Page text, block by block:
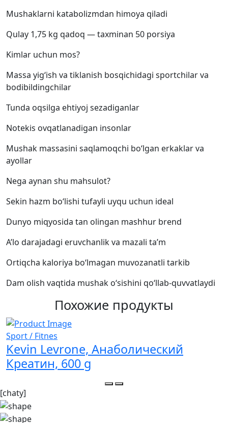
Mushaklarni katabolizmdan himoya qiladi
Qulay 1,75 kg qadoq — taxminan 50 porsiya
Kimlar uchun mos?
Massa yig‘ish va tiklanish bosqichidagi sportchilar va
bodibildingchilar
Tunda oqsilga ehtiyoj sezadiganlar
Notekis ovqatlanadigan insonlar
Mushak massasini saqlamoqchi bo‘lgan erkaklar va
ayollar
Nega aynan shu mahsulot?
Sekin hazm bo‘lishi tufayli uyqu uchun ideal
Dunyo miqyosida tan olingan mashhur brend
A’lo darajadagi eruvchanlik va mazali ta’m
Ortiqcha kaloriya bo‘lmagan muvozanatli tarkib
Dam olish vaqtida mushak o‘sishini qo‘llab-quvvatlaydi
Похожие продукты
Sport / Fitnes
Kevin Levrone, Анаболический
Креатин, 600 g
[chaty]